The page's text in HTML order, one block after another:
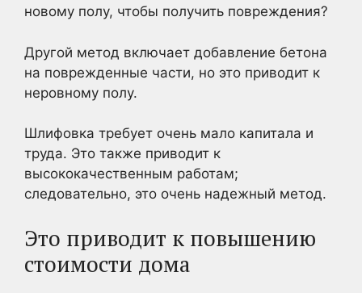
новому полу, чтобы получить повреждения?
Другой метод включает добавление бетона
на поврежденные части, но это приводит к
неровному полу.
Шлифовка требует очень мало капитала и
труда. Это также приводит к
высококачественным работам;
следовательно, это очень надежный метод.
Это приводит к повышению
стоимости дома